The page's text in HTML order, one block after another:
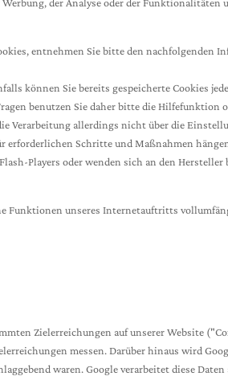
entnehmen Sie bitte den nachfolgenden
können Sie bereits gespeicherte Cookies
benutzen Sie daher bitte die Hilfefunktion
Verarbeitung allerdings nicht über die
erforderlichen Schritte und Maßnahmen
Players oder wenden sich an den Hersteller
Funktionen unseres Internetauftritts
Zielerreichungen auf unserer Website
messen. Darüber hinaus wird
waren. Google verarbeitet diese Daten